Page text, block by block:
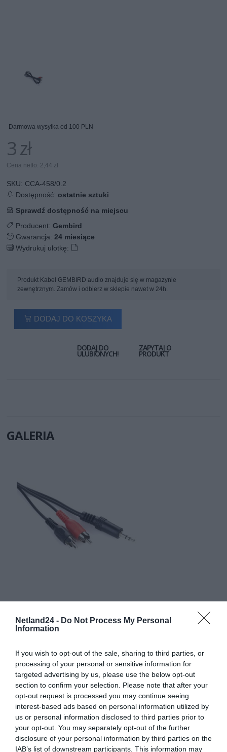
Netland24 - Do Not Process My Personal
Information
If you wish to opt-out of the sale, sharing to third parties, or
processing of your personal or sensitive information for
targeted advertising by us, please use the below opt-out
section to confirm your selection. Please note that after your
opt-out request is processed you may continue seeing
interest-based ads based on personal information utilized by
us or personal information disclosed to third parties prior to
your opt-out. You may separately opt-out of the further
disclosure of your personal information by third parties on the
IAB’s list of downstream participants. This information may
Darmowa wysyłka od 100 PLN
3 zł
Cena netto: 2,44 zł
SKU: CCA-458/0.2
Dostępność:ostatnie sztuki
Sprawdź dostępność na miejscu
Producent:Gembird
Gwarancja:24 miesiące
Wydrukuj ulotkę:
Produkt Kabel GEMBIRD audio znajduje się w magazynie
zewnętrznym. Zamów i odbierz w sklepie nawet w 24h.
DODAJ DO KOSZYKA
DODAJ DO
ULUBIONYCH!
ZAPYTAJ O
PRODUKT
GALERIA